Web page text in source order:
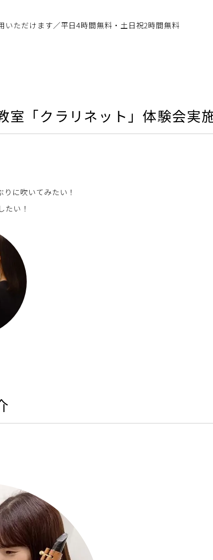
いただけます／平日4時間無料・土日祝2時間無料
室「クラリネット」体験会実
に吹いてみたい！
たい！